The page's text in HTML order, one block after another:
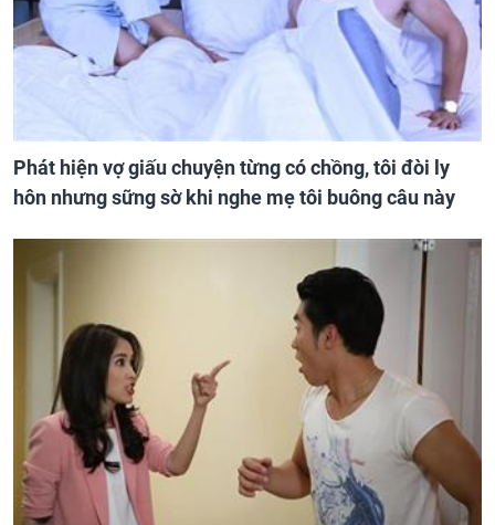
Phát hiện vợ giấu chuyện từng có chồng, tôi đòi ly
hôn nhưng sững sờ khi nghe mẹ tôi buông câu này